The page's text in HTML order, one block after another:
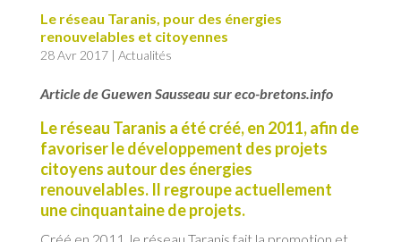
Le réseau Taranis, pour des énergies
renouvelables et citoyennes
28 Avr 2017| Actualités
Article de Guewen Sausseau sur eco-bretons.info
Le réseau Taranis a été créé, en 2011, afin de
favoriser le développement des projets
citoyens autour des énergies
renouvelables. Il regroupe actuellement
une cinquantaine de projets.